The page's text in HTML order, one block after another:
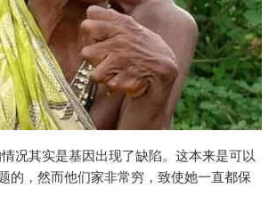
情况其实是基因出现了缺陷。这本来是可以
的，然而他们家非常穷，致使她一直都保